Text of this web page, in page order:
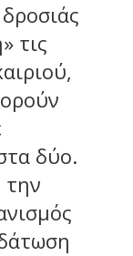
τις
δύο.